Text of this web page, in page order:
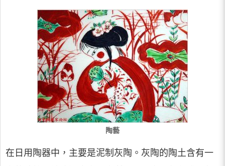
陶藝
在日用陶器中，主要是泥制灰陶。灰陶的陶土含有一